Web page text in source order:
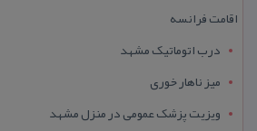
اقامت فرانسه
درب اتوماتیک مشهد
میز ناهار خوری
ویزیت پزشک عمومی در منزل مشهد